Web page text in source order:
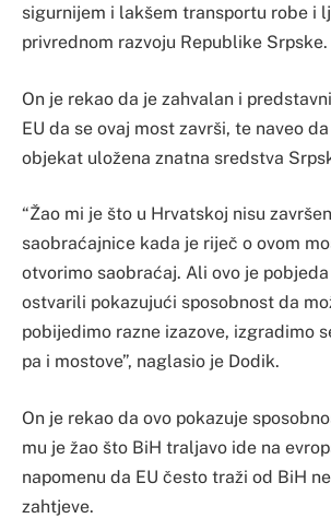
sigurnijem i lakšem transportu robe i
privrednom razvoju Republike Srpske.
On je rekao da je zahvalan i
EU da se ovaj most završi, te naveo
objekat uložena znatna sredstva
“Žao mi je što u Hrvatskoj nisu
saobraćajnice kada je riječ o ovom
otvorimo saobraćaj. Ali ovo je
ostvarili pokazujući sposobnost da
pobijedimo razne izazove, izgradimo
pa i mostove”, naglasio je Dodik.
On je rekao da ovo pokazuje
mu je žao što BiH traljavo ide na
napomenu da EU često traži od BiH
zahtjeve.